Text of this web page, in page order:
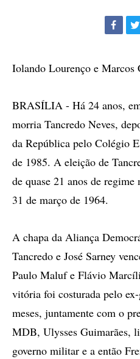
Iolando Lourenço e Marcos
BRASÍLIA - Há 24 anos,
morria Tancredo Neves,
da República pelo Colégio
de 1985. A eleição de
de quase 21 anos de
31 de março de 1964.
A chapa da Aliança
Tancredo e José Sarney
Paulo Maluf e Flávio
vitória foi costurada pelo
meses, juntamente com o
MDB, Ulysses Guimarães,
governo militar e a então